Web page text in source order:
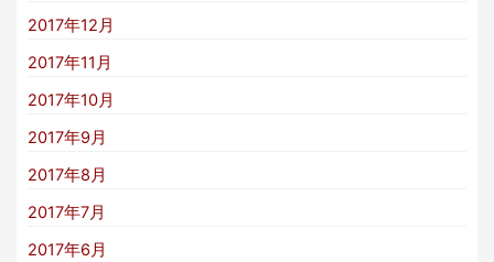
2017年12月
2017年11月
2017年10月
2017年9月
2017年8月
2017年7月
2017年6月